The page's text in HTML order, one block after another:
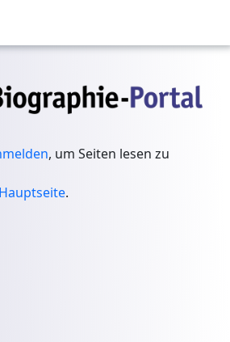
, um Seiten lesen zu
Hauptseite.